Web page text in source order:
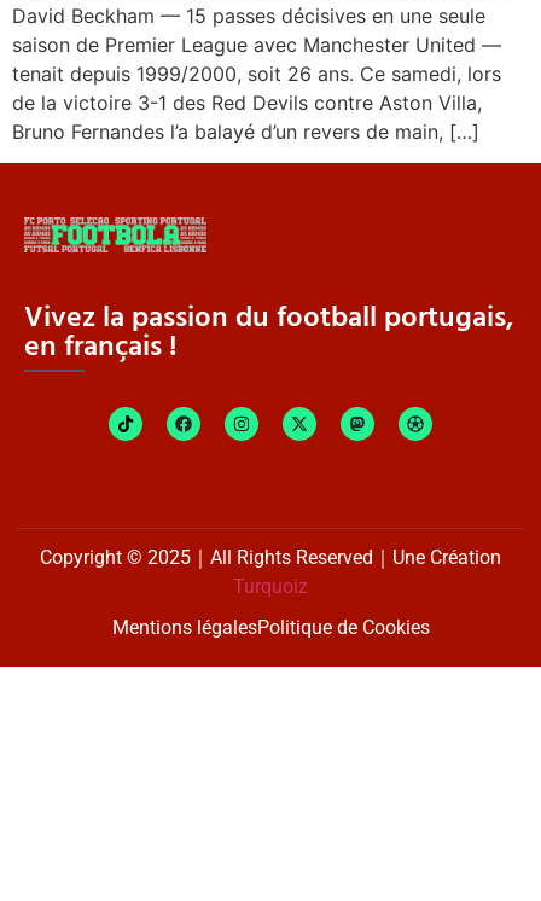
David Beckham — 15 passes décisives en une seule
saison de Premier League avec Manchester United —
tenait depuis 1999/2000, soit 26 ans. Ce samedi, lors
de la victoire 3-1 des Red Devils contre Aston Villa,
Bruno Fernandes l’a balayé d’un revers de main, […]
Vivez la passion du football portugais,
en français !
Copyright © 2025｜All Rights Reserved｜Une Création
Turquoiz
Mentions légalesPolitique de Cookies